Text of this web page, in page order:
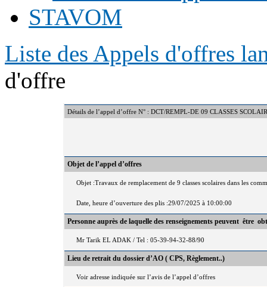
STAVOM
Liste des Appels d'offres
d'offre
Détails de l’appel d’offre N° : DCT/REMPL-DE 09 CLASSES
Objet de l’appel d’offres
Objet :Travaux de remplacement de 9 classes scolaires dans les
Date, heure d’ouverture des plis :29/07/2025 à 10:00:00
Personne auprès de laquelle des renseignements peuvent être
Mr Tarik EL ADAK / Tel : 05-39-94-32-88/90
Lieu de retrait du dossier d’AO ( CPS, Règlement..)
Voir adresse indiquée sur l’avis de l’appel d’offres